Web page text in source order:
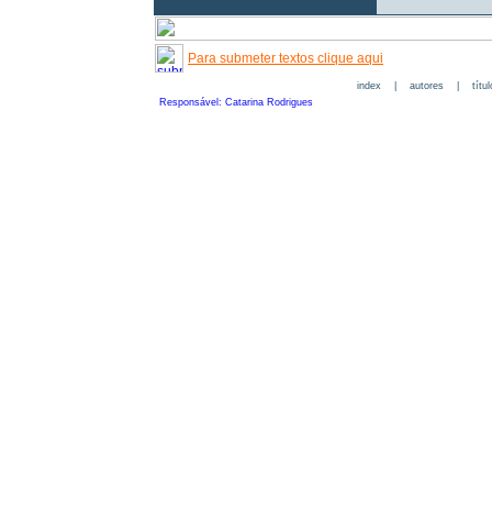
Para submeter textos clique aqui
index| autores|